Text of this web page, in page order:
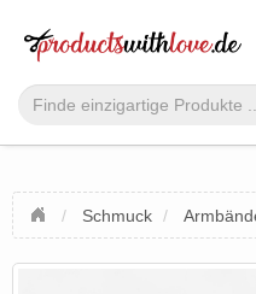
Schmuck